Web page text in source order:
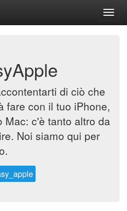
di ciò che
fare con il tuo iPhone,
Mac: c'è tanto altro da
Noi siamo qui per